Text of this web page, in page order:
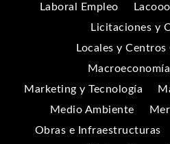
Laboral Empleo
Licitaciones y
Locales y
Marketing y Tecnología
Medio Ambiente
Obras e Infraestructuras